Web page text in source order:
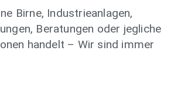
Birne, Industrieanlagen,
Beratungen oder jegliche
handelt – Wir sind immer